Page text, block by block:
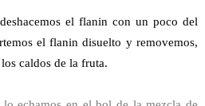
el flanin con un poco del
el flanin disuelto y removemos,
caldos de la fruta.